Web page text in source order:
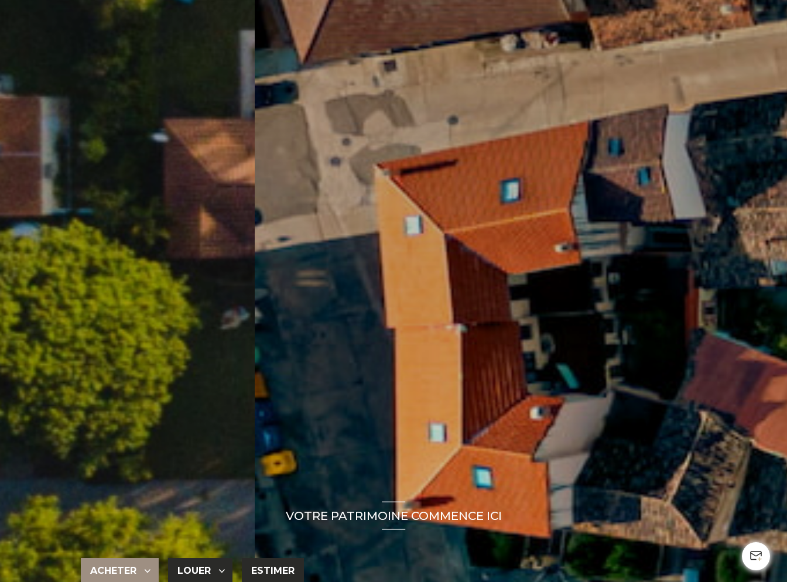
VOTRE PATRIMOINE COMMENCE ICI
ACHETER LOUER ESTIMER